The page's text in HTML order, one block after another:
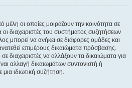
μέλη οι οποίες μοιράζουν την κοινότητα σε
οι διαχειριστές του συστήματος συζητήσεων
μπορεί να ανήκει σε διάφορες ομάδες και
επιμέρους δικαιώματα πρόσβασης.
διαχειριστές να αλλάξουν τα δικαιώματα για
αλλαγή δικαιωμάτων συντονιστή ή
ιδιωτική συζήτηση.